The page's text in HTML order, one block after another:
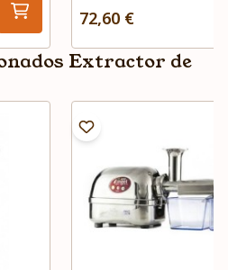
72,60 €
Extractor de